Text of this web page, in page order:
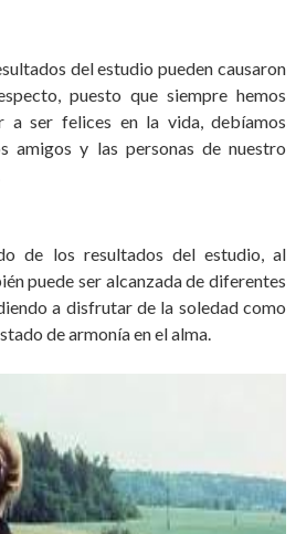
del estudio pueden causaron
puesto que siempre hemos
a ser felices en la vida, debíamos
amigos y las personas de nuestro
de los resultados del estudio, al
puede ser alcanzada de diferentes
a disfrutar de la soledad como
de armonía en el alma.